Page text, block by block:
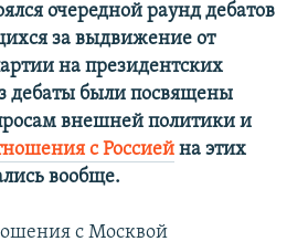
очередной раунд дебатов
за выдвижение от
на президентских
дебаты были посвящены
внешней политики и
с Россией на этих
вообще.
с Москвой